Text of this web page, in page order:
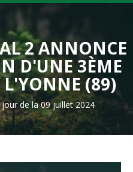
2 ANNONCE
D'UNE 3ÈME
L'YONNE (89)
de la 09 juillet 2024